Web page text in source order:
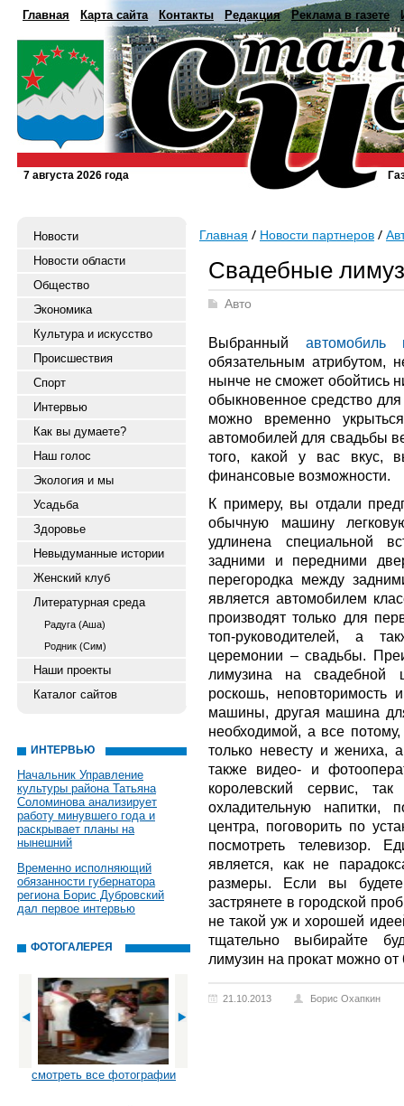
Главная Карта сайта Контакты Редакция Реклама в газете
7 августа 2026 года
Новости
Новости области
Общество
Экономика
Культура и искусство
Происшествия
Спорт
Интервью
Как вы думаете?
Наш голос
Экология и мы
Усадьба
Здоровье
Невыдуманные истории
Женский клуб
Литературная среда
Радуга (Аша)
Родник (Сим)
Наши проекты
Каталог сайтов
ИНТЕРВЬЮ
Начальник Управление
культуры района Татьяна
Соломинова анализирует
работу минувшего года и
раскрывает планы на
нынешний
Временно исполняющий
обязанности губернатора
региона Борис Дубровский
дал первое интервью
ФОТОГАЛЕРЕЯ
смотреть все фотографии
Главная Новости партнеров
Свадебные
Авто
Выбранный автомобиль
обязательным атрибутом,
нынче не сможет обойтись
обыкновенное средство
можно временно
автомобилей для свадьбы
того, какой у вас вкус,
финансовые возможности.
К примеру, вы отдали
обычную машину
удлинена специальной
задними и передними
перегородка между
является автомобилем
производят только для
топ-руководителей, а
церемонии – свадьбы.
лимузина на свадебной
роскошь, неповторимость
машины, другая машина
необходимой, а все
только невесту и жениха,
также видео- и
королевский сервис,
охладительную напитки,
центра, поговорить по
посмотреть телевизор.
является, как не
размеры. Если вы
застрянете в городской
не такой уж и хорошей
тщательно выбирайте
лимузин на прокат можно от
21.10.2013 Борис Охапкин